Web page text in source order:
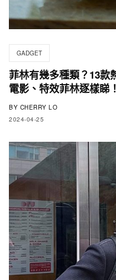
GADGET
菲林有幾多種類？13款
電影、特效菲林逐樣睇！
BY CHERRY LO
2024-04-25